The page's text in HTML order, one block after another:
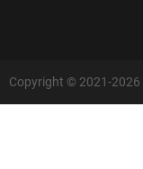
Copyright © 2021-2026